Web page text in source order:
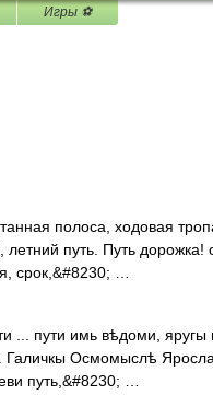
Игры ⚽
полоса, ходовая
путь. Путь
срок,&#8230; …
... пути имь вѣдоми, яругы
Галичкы Осмомыслѣ
путь,&#8230; …